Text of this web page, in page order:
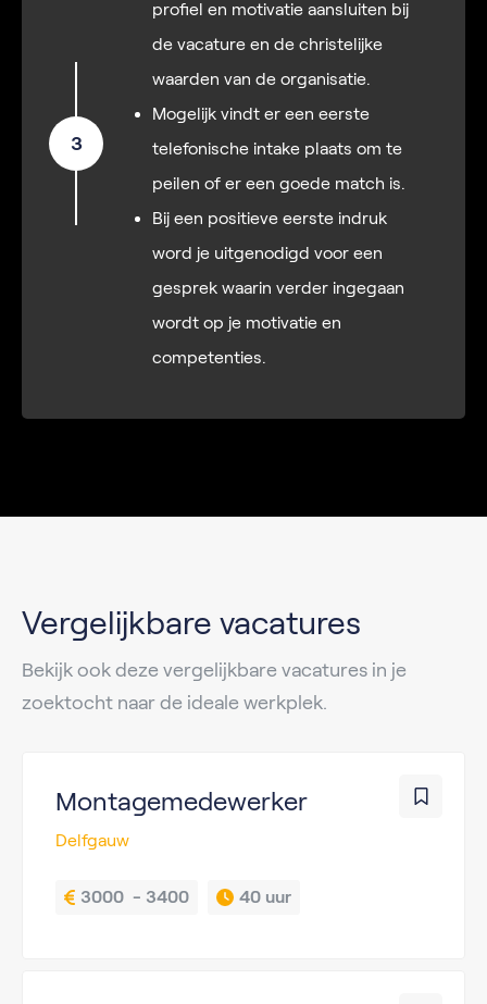
3
profiel en motivatie aansluiten bij
de vacature en de christelijke
waarden van de organisatie.
Mogelijk vindt er een eerste
telefonische intake plaats om te
peilen of er een goede match is.
Bij een positieve eerste indruk
word je uitgenodigd voor een
gesprek waarin verder ingegaan
wordt op je motivatie en
competenties.
Vergelijkbare vacatures
Bekijk ook deze vergelijkbare vacatures in je
zoektocht naar de ideale werkplek.
Montagemedewerker
Delfgauw
3000  - 3400 40 uur